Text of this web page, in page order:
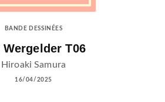
BANDE DESSINÉES
Wergelder T06
Hiroaki Samura
16/04/2025